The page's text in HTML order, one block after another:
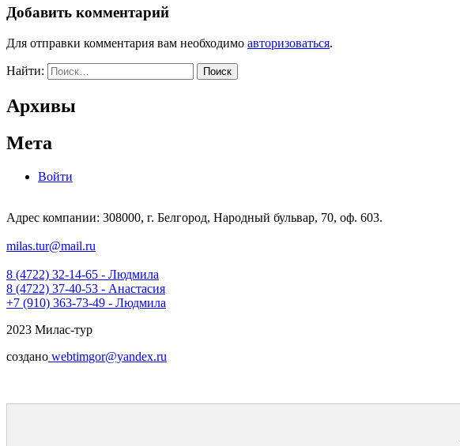
Добавить комментарий
Для отправки комментария вам необходимо авторизоваться.
Найти:
Архивы
Мета
Войти
Адрес компании: 308000, г. Белгород, Народный бульвар, 70, оф. 603.
milas.tur@mail.ru
8 (4722) 32-14-65 - Людмила
8 (4722) 37-40-53 - Анастасия
+7 (910) 363-73-49 - Людмила
2023 Милас-тур
создано webtimgor@yandex.ru